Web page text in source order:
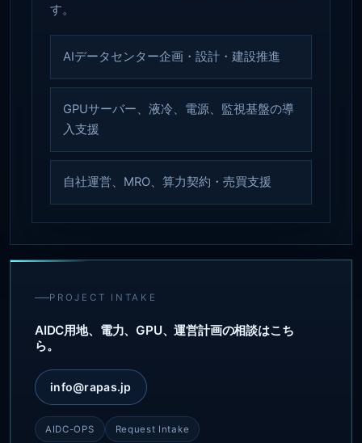
す。
AIデータセンター企画・設計・建設推進
GPUサーバー、液冷、電源、監視基盤の導
入支援
自社運営、MRO、算力契約・売買支援
PROJECT INTAKE
AIDC用地、電力、GPU、運営計画の相談はこち
ら。
info@rapas.jp
AIDC-OPS Request Intake